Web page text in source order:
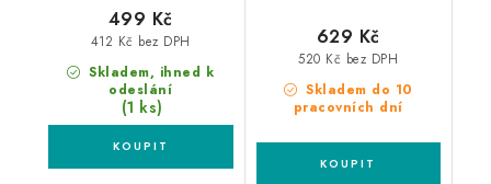
Skladem, ihned k
odeslání
(1 ks)
412 Kč bez DPH
499 Kč
Skladem do 10
pracovních dní
520 Kč bez DPH
629 Kč